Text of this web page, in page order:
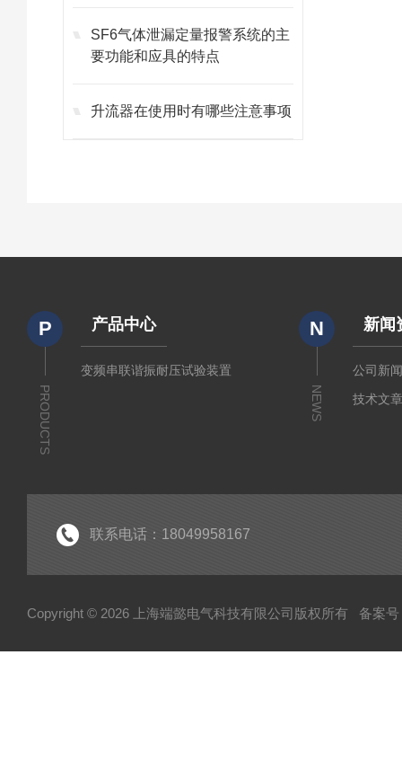
SF6气体泄漏定量报警系统的主
要功能和应具的特点
升流器在使用时有哪些注意事项
P
PRODUCTS
产品中心
变频串联谐振耐压试验装置
N
NEWS
新闻
公司新
技术文
联系电话：18049958167
Copyright © 2026 上海端懿电气科技有限公司版权所有 备案号